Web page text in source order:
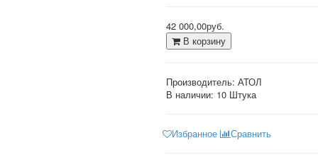
42 000,00руб.
В корзину
Производитель: АТОЛ
В наличии: 10 Штука
Избранное Сравнить